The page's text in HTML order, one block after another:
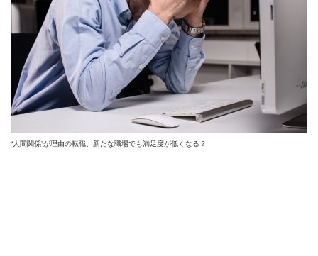
“人間関係”が理由の転職、新たな職場でも満足度が低くなる？